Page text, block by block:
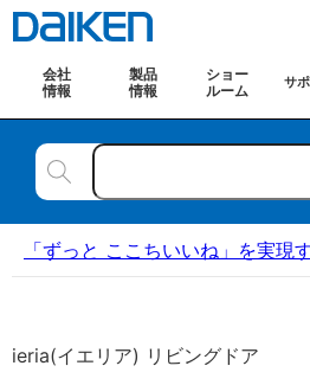
会社
情報
製品
情報
ショー
ルーム
サ
「ずっと ここちいいね」を実
ieria(イエリア) リビングドア